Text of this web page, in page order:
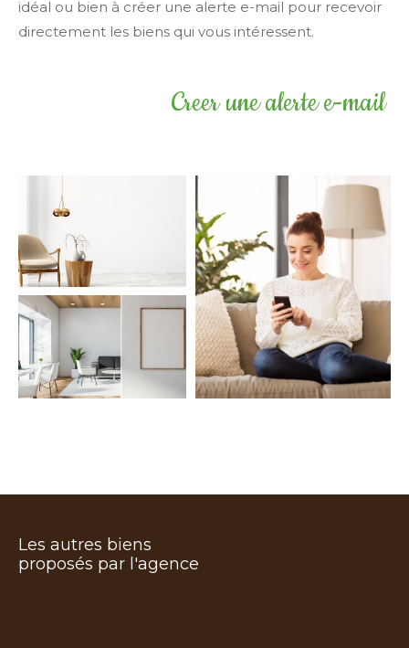
idéal ou bien à créer une alerte e-mail pour recevoir
directement les biens qui vous intéressent.
Creer une alerte e-mail
Les autres biens
proposés par l'agence
TERRASSE PARKING PISCINE